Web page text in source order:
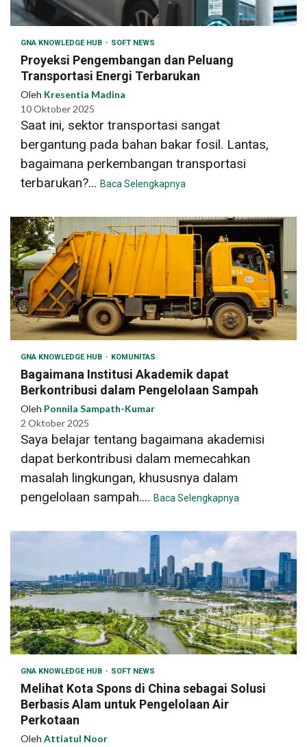
GNA KNOWLEDGE HUB SOFT NEWS
Proyeksi Pengembangan dan Peluang
Transportasi Energi Terbarukan
Oleh Kresentia Madina
10 Oktober 2025
Saat ini, sektor transportasi sangat
bergantung pada bahan bakar fosil. Lantas,
bagaimana perkembangan transportasi
terbarukan?... Baca Selengkapnya
GNA KNOWLEDGE HUB KOMUNITAS
Bagaimana Institusi Akademik dapat
Berkontribusi dalam Pengelolaan Sampah
Oleh Ponnila Sampath-Kumar
2 Oktober 2025
Saya belajar tentang bagaimana akademisi
dapat berkontribusi dalam memecahkan
masalah lingkungan, khususnya dalam
pengelolaan sampah.... Baca Selengkapnya
GNA KNOWLEDGE HUB SOFT NEWS
Melihat Kota Spons di China sebagai Solusi
Berbasis Alam untuk Pengelolaan Air
Perkotaan
Oleh Attiatul Noor